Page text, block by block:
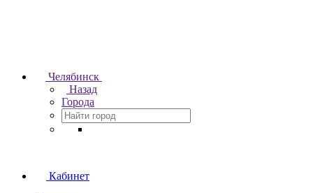
Челябинск
Назад
Города
Кабинет